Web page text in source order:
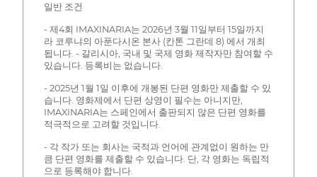
일반 조건
- 제4회 IMAXINARIA는 2026년 3월 11일부터 15일까지
라 코루냐의 아푼다시온 본사 (칸톤 그란데 8) 에서 개최
됩니다. - 갈리시아, 국내 및 국제 영화 제작자만 참여할 수
있습니다. 등록비는 없습니다.
- 2025년 1월 1일 이후에 개봉된 단편 영화만 제출할 수 있
습니다. 영화제에서 단편 상영이 필수는 아니지만,
IMAXINARIA는 스페인에서 출판되지 않은 단편 영화를
적극적으로 고려할 것입니다.
- 각 작가 또는 회사는 국적과 언어에 관계없이 원하는 만
큼 단편 영화를 제출할 수 있습니다. 단, 각 영화는 독립적
으로 등록해야 합니다.